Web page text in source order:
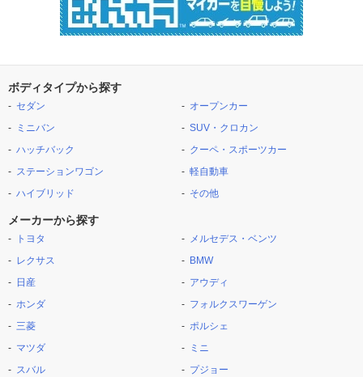
ボディタイプから探す
セダン
ミニバン
ハッチバック
ステーションワゴン
ハイブリッド
オープンカー
SUV・クロカン
クーペ・スポーツカー
軽自動車
その他
メーカーから探す
トヨタ
レクサス
日産
ホンダ
三菱
マツダ
スバル
メルセデス・ベンツ
BMW
アウディ
フォルクスワーゲン
ポルシェ
ミニ
プジョー